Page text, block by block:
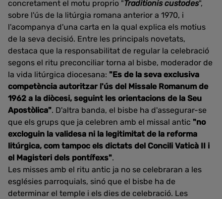
concretament el motu proprio "Traditionis custodes",
sobre l'ús de la litúrgia romana anterior a 1970, i
l'acompanya d'una carta en la qual explica els motius
de la seva decisió. Entre les principals novetats,
destaca que la responsabilitat de regular la celebració
segons el ritu preconciliar torna al bisbe, moderador de
la vida litúrgica diocesana: "Es de la seva exclusiva
competència autoritzar l'ús del Missale Romanum de
1962 a la diòcesi, seguint les orientacions de la Seu
Apostòlica". D'altra banda, el bisbe ha d'assegurar-se
que els grups que ja celebren amb el missal antic "no
excloguin la validesa ni la legitimitat de la reforma
litúrgica, com tampoc els dictats del Concili Vaticà II i
el Magisteri dels pontífexs".
Les misses amb el ritu antic ja no se celebraran a les
esglésies parroquials, sinó que el bisbe ha de
determinar el temple i els dies de celebració. Les